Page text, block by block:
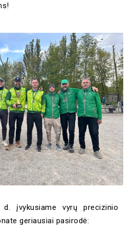
įvykusiame vyrų precizinio
geriausiai pasirodė: